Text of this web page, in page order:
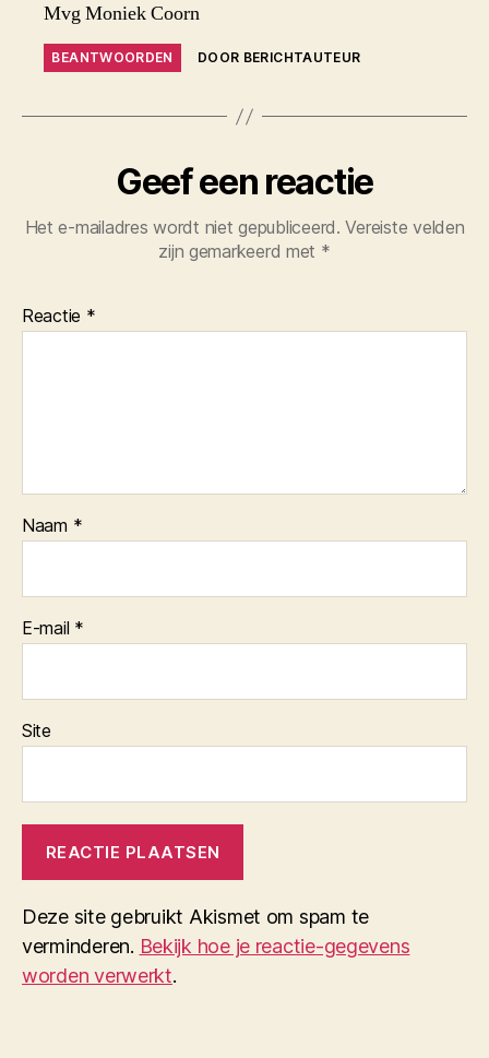
Mvg Moniek Coorn
BEANTWOORDEN DOOR BERICHTAUTEUR
Geef een reactie
Het e-mailadres wordt niet gepubliceerd. Vereiste velden
zijn gemarkeerd met *
Reactie *
Naam *
E-mail *
Site
Deze site gebruikt Akismet om spam te
verminderen. Bekijk hoe je reactie-gegevens
worden verwerkt.